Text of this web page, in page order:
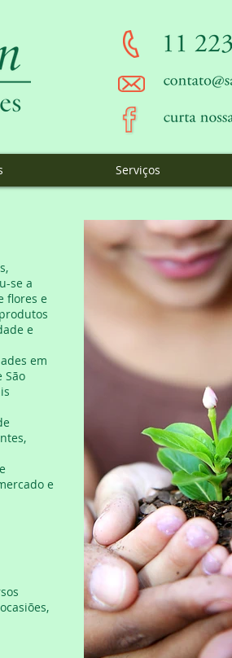
Serviços
se a
flores e
e
em
São
e